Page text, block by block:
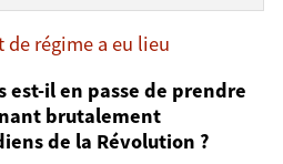
de régime a eu lieu
est-il en passe de prendre
brutalement
de la Révolution ?